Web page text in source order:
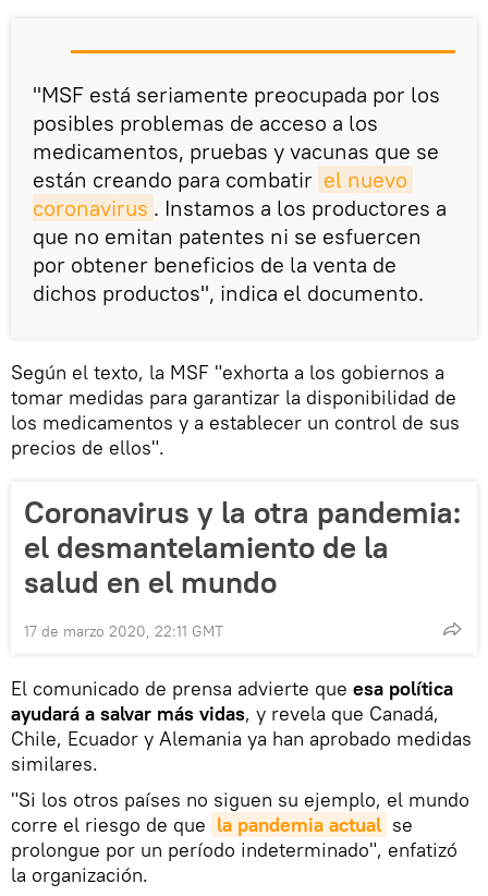
"MSF está seriamente preocupada por los
posibles problemas de acceso a los
medicamentos, pruebas y vacunas que se
están creando para combatir el nuevo
coronavirus . Instamos a los productores a
que no emitan patentes ni se esfuercen
por obtener beneficios de la venta de
dichos productos", indica el documento.
Según el texto, la MSF "exhorta a los gobiernos a
tomar medidas para garantizar la disponibilidad de
los medicamentos y a establecer un control de sus
precios de ellos".
Coronavirus y la otra pandemia:
el desmantelamiento de la
salud en el mundo
17 de marzo 2020, 22:11 GMT
El comunicado de prensa advierte que esa política
ayudará a salvar más vidas, y revela que Canadá,
Chile, Ecuador y Alemania ya han aprobado medidas
similares.
"Si los otros países no siguen su ejemplo, el mundo
corre el riesgo de que la pandemia actual se
prolongue por un período indeterminado", enfatizó
la organización.